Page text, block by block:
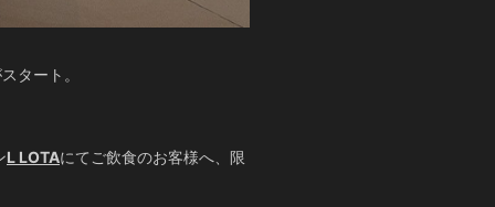
タート。
L LOTAにてご飲食のお客様へ、限